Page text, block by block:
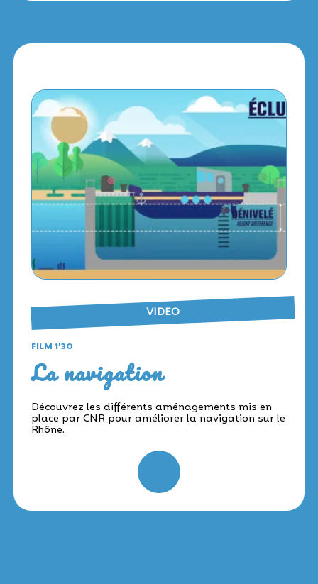
VIDEO
FILM 1’30
La navigation
Découvrez les différents aménagements mis en
place par CNR pour améliorer la navigation sur le
Rhône.